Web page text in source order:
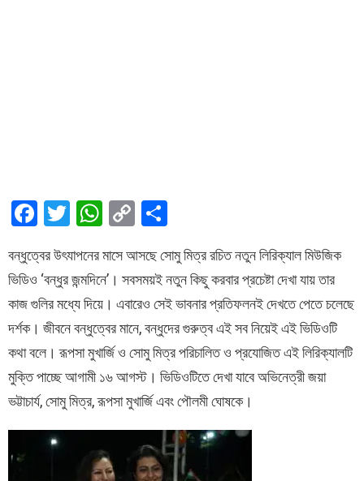
F
ce
b
o
o
k
T
tt
er
W
at
s
A
p
p
C
py
Li
n
k
ar
e
বন্ধুত্বের উৎযাপনের মাসে আসছে সোমু মিত্র রচিত নতুন লিরিক্যাল মিউজিক
ভিডিও ‘বন্ধুর জন্মদিনে’। সবসময়ই নতুন কিছু করবার প্রচেষ্টা দেখা যায় তার
কাজ গুলির মধ্যে দিয়ে। এবারেও সেই ভাবনার প্রতিফলনই দেখতে পেতে চলেছে
দর্শক। জীবনে বন্ধুত্বের মানে, বন্ধুদের গুরুত্ব এই সব নিয়েই এই ভিডিওটি
কথা বলে। রূপসা মুখার্জি ও সোমু মিত্র পরিচালিত ও প্রযোজিত এই লিরিক্যালটি
মুক্তি পাচ্ছে আগামী ১৬ আগস্ট। ভিডিওটিতে দেখা যাবে অভিনেত্রী জয়া
ভট্টাচার্য, সোমু মিত্র, রূপসা মুখার্জি এবং পৌলমী ঘোষকে।